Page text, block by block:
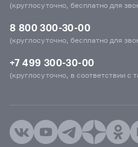
(круглосуточно, бесплатно для
8 800 300-30-00
(круглосуточно, бесплатно для
+7 499 300-30-00
(круглосуточно, в соответствии с